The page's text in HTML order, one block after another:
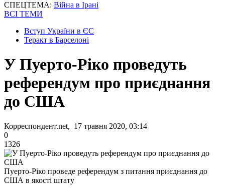
СПЕЦТЕМА: Війна в Ірані
ВСІ ТЕМИ
Вступ України в ЄС
Теракт в Барселоні
У Пуерто-Ріко проведуть
референдум про приєднання
до США
Корреспондент.net, 17 травня 2020, 03:14
0
1326
Пуерто-Ріко проведе референдум з питання приєднання до
США в якості штату